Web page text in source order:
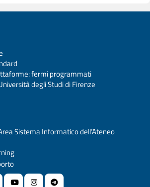
fermi programmati
degli Studi di Firenze
Sistema Informatico dell’Ateneo